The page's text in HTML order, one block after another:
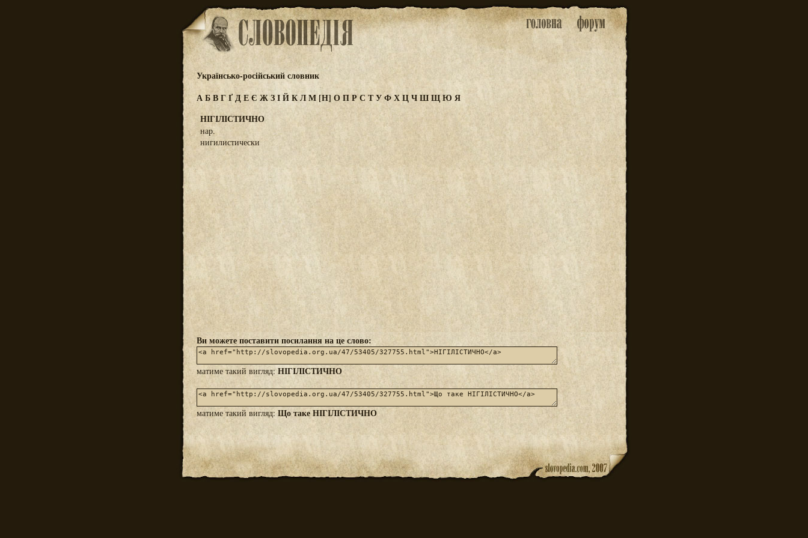
Українсько-російський словник
АБВГҐДЕЄ ЖЗІЙКЛМ [Н] ОПРС ТУФХЦЧШЩЮ Я
НІГІЛІСТИЧНО
нар.
нигилистически
Ви можете поставити посилання на це слово:
матиме такий вигляд:НІГІЛІСТИЧНО
матиме такий вигляд: Що таке НІГІЛІСТИЧНО